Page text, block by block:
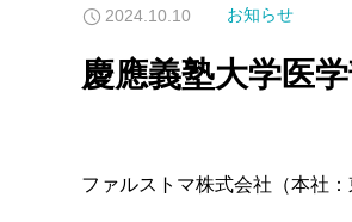
2024.10.10 お知らせ
慶應義塾大学医
ファルストマ株式会社（本社